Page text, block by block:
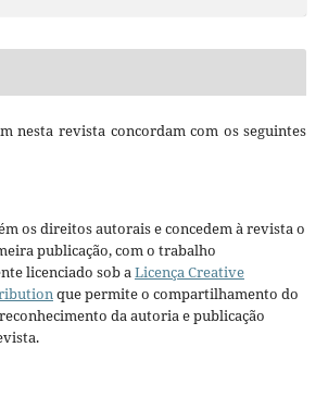
nesta revista concordam com os seguintes
os direitos autorais e concedem à revista o
publicação, com o trabalho
licenciado sob aLicença Creative
que permite o compartilhamento do
da autoria e publicação